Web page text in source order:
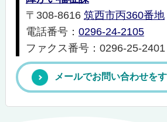
〒308-8616 筑西市丙360番地
電話番号： 0296-24-2105
ファクス番号：0296-25-2401
メールでお問い合わせを